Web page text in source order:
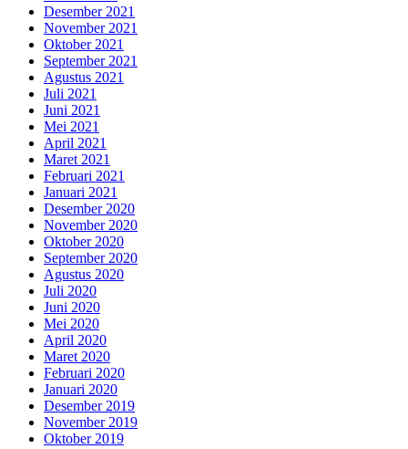
Desember 2021
November 2021
Oktober 2021
September 2021
Agustus 2021
Juli 2021
Juni 2021
Mei 2021
April 2021
Maret 2021
Februari 2021
Januari 2021
Desember 2020
November 2020
Oktober 2020
September 2020
Agustus 2020
Juli 2020
Juni 2020
Mei 2020
April 2020
Maret 2020
Februari 2020
Januari 2020
Desember 2019
November 2019
Oktober 2019